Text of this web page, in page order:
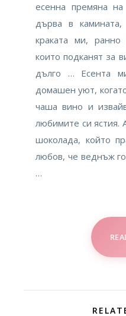
есенна премяна
дърва в
краката ми, ранно
които подканят за
дълго … Есента
домашен уют,
чаша вино и
любимите си
шоколада, който
любов, че веднъж
…